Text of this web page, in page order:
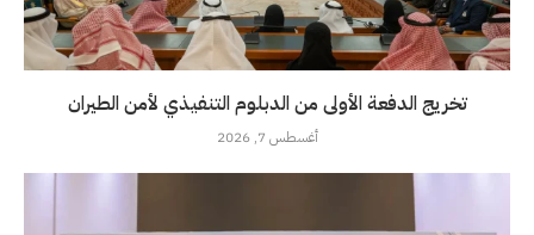
تخريج الدفعة الأولى من الدبلوم التنفيذي لأمن الطيران
أغسطس 7, 2026